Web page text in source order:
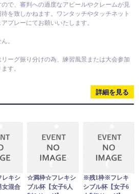
で、審判への過度なアピールやクレームが見
を致しかねます。ワンタッチやタッチネット
プレーにてお願いいたします。
。
ーグ振り分けの為、練習風景または大会参加
す。
詳細を見る
キシ
女混合
☆満枠☆フレキシ
ブル杯【女子6人
※残1枠※フレキ
シブル杯【女子6